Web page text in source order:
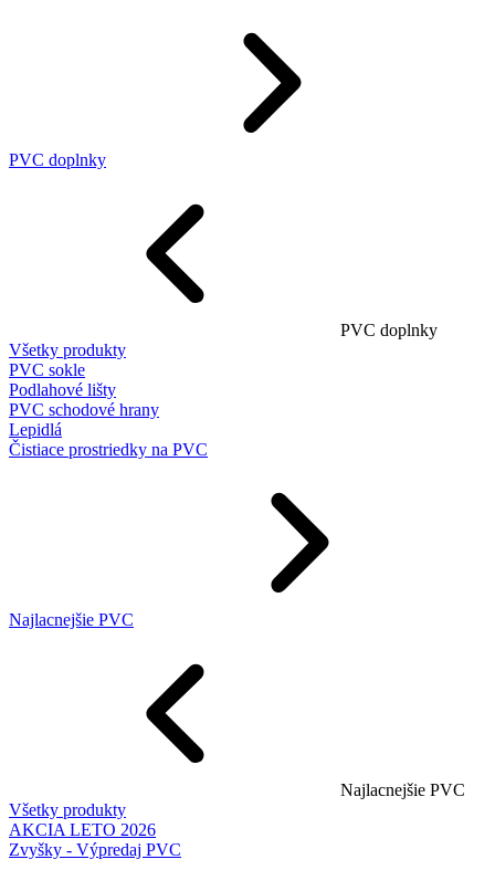
PVC doplnky
PVC doplnky
Všetky produkty
PVC sokle
Podlahové lišty
PVC schodové hrany
Lepidlá
Čistiace prostriedky na PVC
Najlacnejšie PVC
Najlacnejšie PVC
Všetky produkty
AKCIA LETO 2026
Zvyšky - Výpredaj PVC